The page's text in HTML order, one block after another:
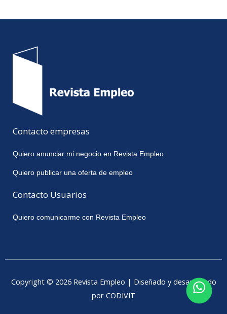
Contacto empresas
Quiero anunciar mi negocio en Revista Empleo
Quiero publicar una oferta de empleo
Contacto Usuarios
Quiero comunicarme con Revista Empleo
Copyright © 2026 Revista Empleo | Diseñado y desarrollado
por CODIVIT